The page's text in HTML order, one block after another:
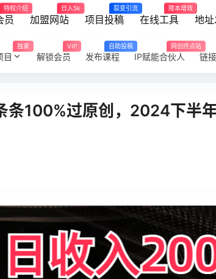
员
特权介绍
加盟网站
日入5k
项目投稿
裂变引流
在线工具
降本增效
地
目
独家
解锁会员
VIP
发布课程
自助投稿
IP赋能合伙人
网创终点站
链
条100%过原创，2024下半